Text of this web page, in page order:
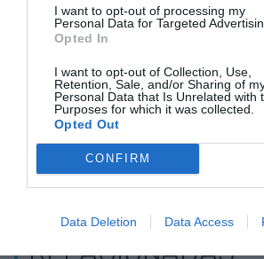
I want to opt-out of processing my
Personal Data for Targeted
Opted In
I want to opt-out of Collection, Use,
Retention, Sale, and/or Sharing of
Personal Data that Is Unrelated with
Purposes for which it was collected.
Opted Out
CONFIRM
Data Deletion Data Access
de Google de forma gratuita
Mantente informado con las últimas
actualidad
RELACIONADAS